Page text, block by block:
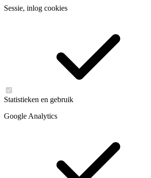
Sessie, inlog cookies
Statistieken en gebruik
Google Analytics